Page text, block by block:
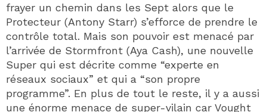
frayer un chemin dans les Sept alors que le
Protecteur (Antony Starr) s’efforce de prendre le
contrôle total. Mais son pouvoir est menacé par
l’arrivée de Stormfront (Aya Cash), une nouvelle
Super qui est décrite comme “experte en
réseaux sociaux” et qui a “son propre
programme”. En plus de tout le reste, il y a aussi
une énorme menace de super-vilain car Vought